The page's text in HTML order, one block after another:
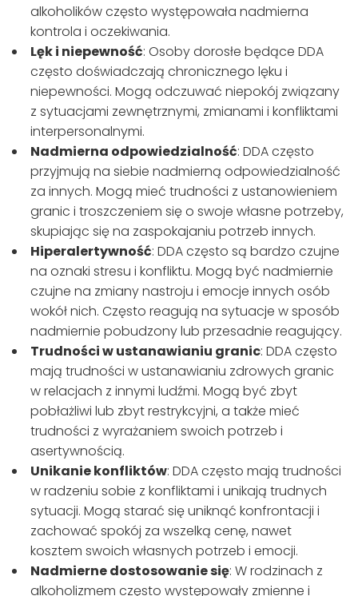
alkoholików często występowała nadmierna
kontrola i oczekiwania.
Lęk i niepewność: Osoby dorosłe będące DDA
często doświadczają chronicznego lęku i
niepewności. Mogą odczuwać niepokój związany
z sytuacjami zewnętrznymi, zmianami i konfliktami
interpersonalnymi.
Nadmierna odpowiedzialność: DDA często
przyjmują na siebie nadmierną odpowiedzialność
za innych. Mogą mieć trudności z ustanowieniem
granic i troszczeniem się o swoje własne potrzeby,
skupiając się na zaspokajaniu potrzeb innych.
Hiperalertywność: DDA często są bardzo czujne
na oznaki stresu i konfliktu. Mogą być nadmiernie
czujne na zmiany nastroju i emocje innych osób
wokół nich. Często reagują na sytuacje w sposób
nadmiernie pobudzony lub przesadnie reagujący.
Trudności w ustanawianiu granic: DDA często
mają trudności w ustanawianiu zdrowych granic
w relacjach z innymi ludźmi. Mogą być zbyt
pobłażliwi lub zbyt restrykcyjni, a także mieć
trudności z wyrażaniem swoich potrzeb i
asertywnością.
Unikanie konfliktów: DDA często mają trudności
w radzeniu sobie z konfliktami i unikają trudnych
sytuacji. Mogą starać się uniknąć konfrontacji i
zachować spokój za wszelką cenę, nawet
kosztem swoich własnych potrzeb i emocji.
Nadmierne dostosowanie się: W rodzinach z
alkoholizmem często występowały zmienne i